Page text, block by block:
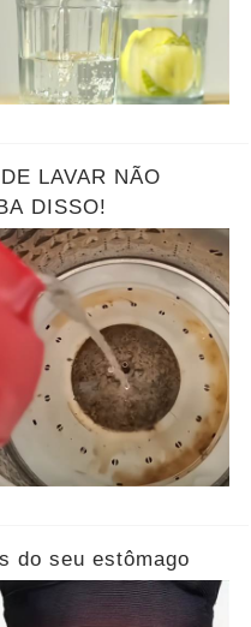
LAVAR NÃO
DISSO!
do seu estômago